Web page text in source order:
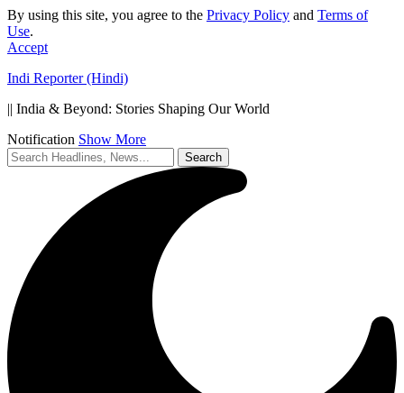
By using this site, you agree to the Privacy Policy and Terms of
Use.
Accept
Indi Reporter (Hindi)
|| India & Beyond: Stories Shaping Our World
Notification Show More